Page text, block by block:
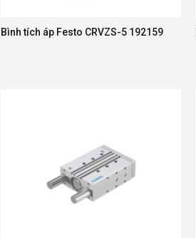
Bình tích áp Festo CRVZS-5 192159